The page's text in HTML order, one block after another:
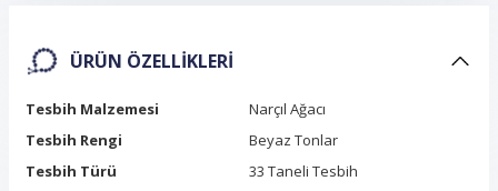
ÜRÜN ÖZELLIKLERI
Tesbih Malzemesi
Narçıl Ağacı
Tesbih Rengi
Beyaz Tonlar
Tesbih Türü
33 Taneli Tesbih